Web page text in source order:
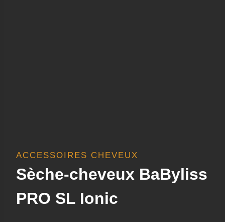
ACCESSOIRES CHEVEUX
Sèche-cheveux BaByliss
PRO SL Ionic